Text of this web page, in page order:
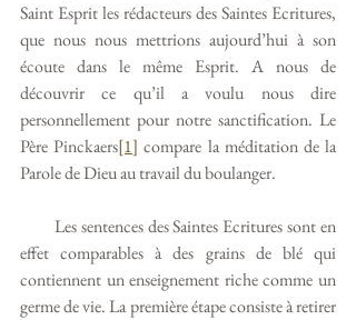
Saint Esprit les rédacteurs des Saintes Ecritures,
que nous nous mettrions aujourd’hui à son
écoute dans le même Esprit. A nous de
découvrir ce qu’il a voulu nous dire
personnellement pour notre sanctification. Le
Père Pinckaers[1] compare la méditation de la
Parole de Dieu au travail du boulanger.
effet comparables à des grains de blé qui
contiennent un enseignement riche comme un
germe de vie. La première étape consiste à retirer